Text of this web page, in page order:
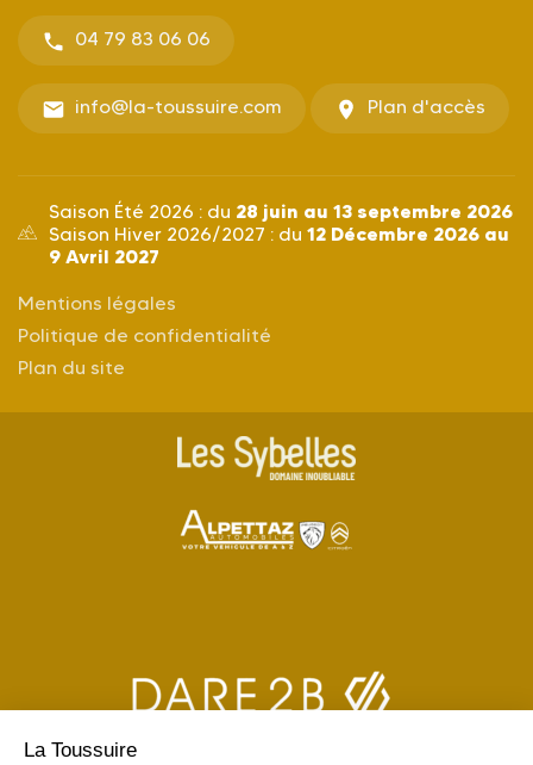
04 79 83 06 06
info@la-toussuire.com Plan d'accès
Saison Été 2026 : du 28 juin au 13 septembre 2026
Saison Hiver 2026/2027 : du 12 Décembre 2026 au
9 Avril 2027
Mentions légales
Politique de confidentialité
Plan du site
La Toussuire